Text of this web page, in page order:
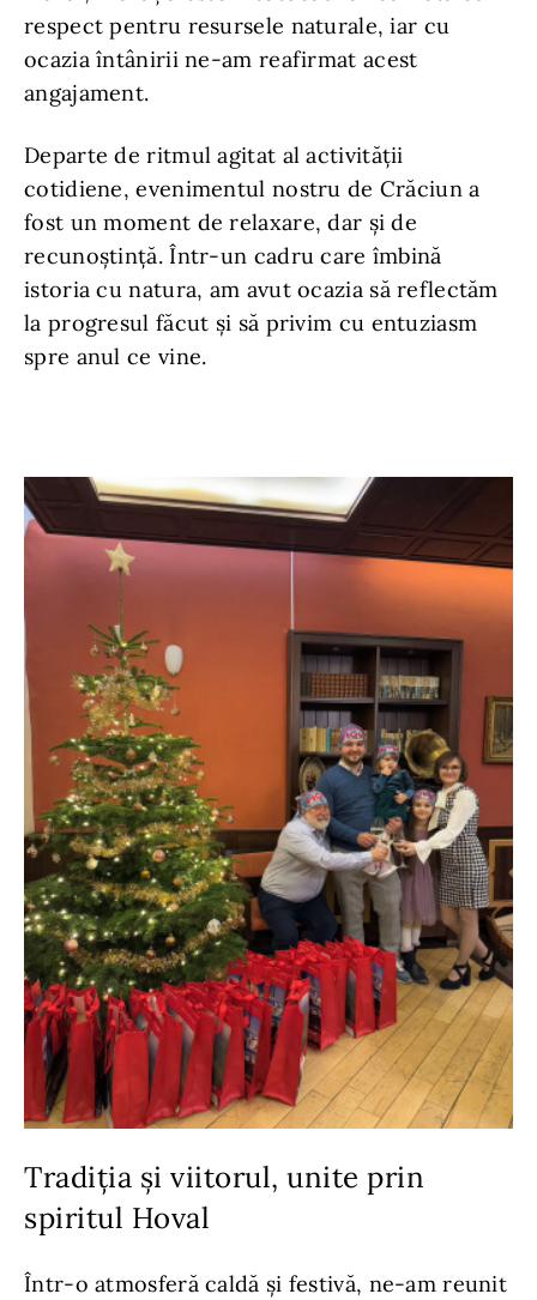
respect pentru resursele naturale, iar cu
ocazia întânirii ne-am reafirmat acest
angajament.
Departe de ritmul agitat al activității
cotidiene, evenimentul nostru de Crăciun a
fost un moment de relaxare, dar și de
recunoștință. Într-un cadru care îmbină
istoria cu natura, am avut ocazia să reflectăm
la progresul făcut și să privim cu entuziasm
spre anul ce vine.
Tradiția și viitorul, unite prin
spiritul Hoval
Într-o atmosferă caldă și festivă, ne-am reunit